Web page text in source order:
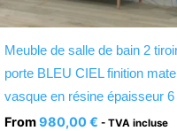
Meuble de salle de bain 2
porte BLEU CIEL finition
vasque en résine épaisseur
From980,00€ - TVA incluse